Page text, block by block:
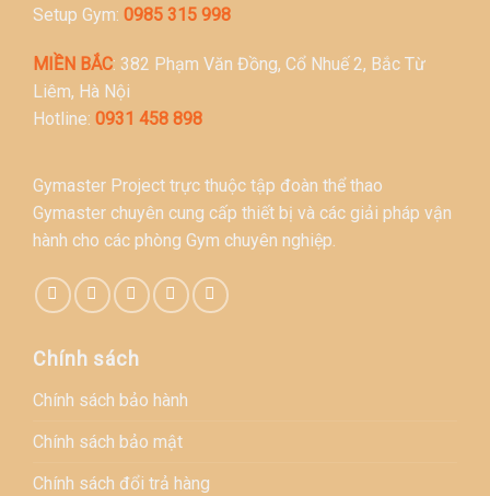
Setup Gym: 0985 315 998
MIỀN BẮC: 382 Phạm Văn Đồng, Cổ Nhuế 2, Bắc Từ
Liêm, Hà Nội
Hotline: 0931 458 898
Gymaster Project trực thuộc tập đoàn thể thao
Gymaster chuyên cung cấp thiết bị và các giải pháp vận
hành cho các phòng Gym chuyên nghiệp.
Chính sách
Chính sách bảo hành
Chính sách bảo mật
Chính sách đổi trả hàng